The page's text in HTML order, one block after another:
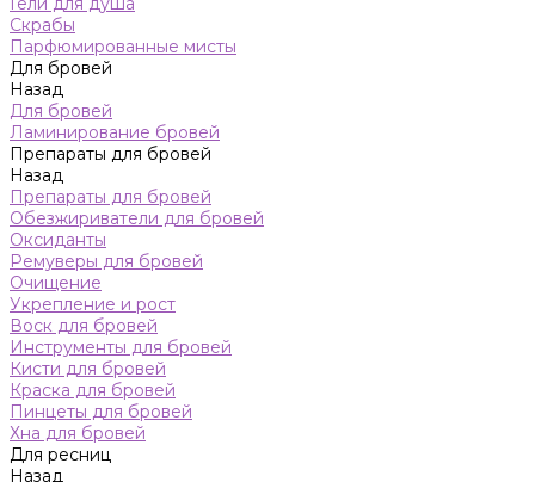
Скрабы
Парфюмированные мисты
Для бровей
Назад
Для бровей
Ламинирование бровей
Препараты для бровей
Назад
Препараты для бровей
Обезжириватели для бровей
Оксиданты
Ремуверы для бровей
Очищение
Укрепление и рост
Воск для бровей
Инструменты для бровей
Кисти для бровей
Краска для бровей
Пинцеты для бровей
Хна для бровей
Для ресниц
Назад